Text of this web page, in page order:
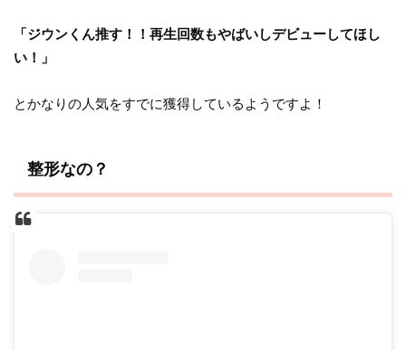
「ジウンくん推す！！再生回数もやばいしデビューしてほし
い！」
とかなりの人気をすでに獲得しているようですよ！
整形なの？